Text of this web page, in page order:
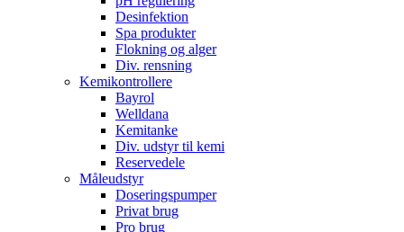
Desinfektion
Spa produkter
Flokning og alger
Div. rensning
Kemikontrollere
Bayrol
Welldana
Kemitanke
Div. udstyr til kemi
Reservedele
Måleudstyr
Doseringspumper
Privat brug
Pro brug